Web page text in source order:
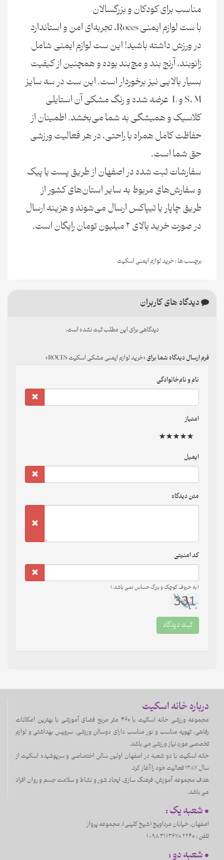
مناسب برای کودکان و بزرگسالان
با ست لوازم ایمنی Roces، تجربه‌ای امن و استاندارد
در ورزش داشته باشید! این ست لوازم ایمنی شامل
زانوبند، آرنج بند و مچ‌بند بوده و همچنین از کیفیت
بسیار بالایی نیز برخوردار است. این ست در سه سایز
S، M و L عرضه شده و رنگ مشکی آن استایلی
کلاسیک و همیشگی به شما می‌بخشد. اطمینان از
حفاظت کامل همراه با راحتی، در هر فعالیت ورزشی
حق شما است.
سفارشات ثبت شده در اصفهان از طریق پست یا پیک
و سفارش‌های مربوط به سایر استان‌های کشور از
طریق چاپار یا تیپاکس ارسال می‌شوند و هزینه ارسال
در صورت خرید بالای 2 میلیون تومان رایگان است.
برچسب ها :خرید لوازم ایمنی اسکیت
دیدگاه های کاربران
دیدگاهی برای این مطلب ثبت نشده است.
فرم ارسال دیدگاه شما برای خرید لوازم ایمنی مشکی اسکیت ROCES
نام و نام‌خانوادگی
امتیاز
ایمیل
متن دیدگاه
کد امنیتی
(به حروف کوچک و بزرگ حساس نمی باشد.)
درباره خانه اسکیت
مجموعه ورزشی خانه اسکیت با ۴۶۰ متر مربع فضای آموزشی با بهترین امکانات
رفاهی، تهویه مناسب و نور مناسب دارای دوسالن ورزشی، سرویس بهداشتی و لوازم
تخصصی مورد نیاز ورزشی می باشد.
خانه اسکیت با دو شعبه در اصفهان اولین سالن اختصاصی و سرپوشیده اسکیت از
سال 1387 فعالیت خود را آغاز کرد.
هدف مجموعه آموزش، فرهنگ سازی، ایجاد شور و نشاط و سلامت جسم و روان افراد
می باشد.
• شعبه یک :
اصفهان، خيابان مرداويج (شیخ کلینی)، مجموعه پرواز
تلفن : 3670 2240 (31 98+)
• شعبه دو :